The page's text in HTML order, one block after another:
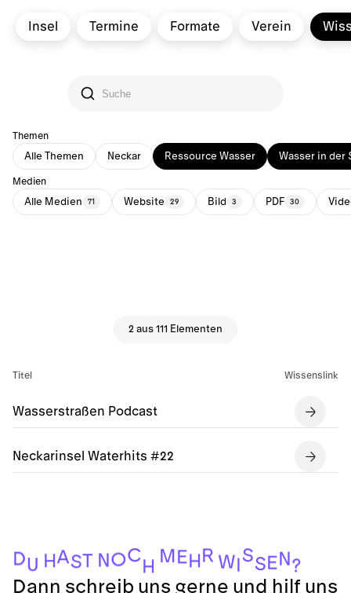
Insel Termine Formate Verein
Themen
Alle Themen Neckar Ressource Wasser Wasser in der
Medien
Alle Medien 71 Website 29 Bild 3 PDF 30
2 aus 111 Elementen
Titel Wissenslink
Wasserstraßen Podcast
Neckarinsel Waterhits #22
DU HAST N OC
H
M E H R WISS E N ?
Dann schreib uns gerne und hilf uns